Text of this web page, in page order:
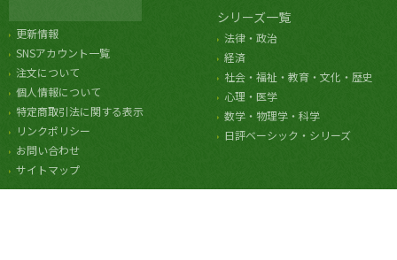
更新情報
SNSアカウント一覧
注文について
個人情報について
特定商取引法に関する表示
リンクポリシー
お問い合わせ
サイトマップ
シリーズ一覧
法律・政治
経済
社会・福祉・教育・文化・歴史
心理・医学
数学・物理学・科学
日評ベーシック・シリーズ